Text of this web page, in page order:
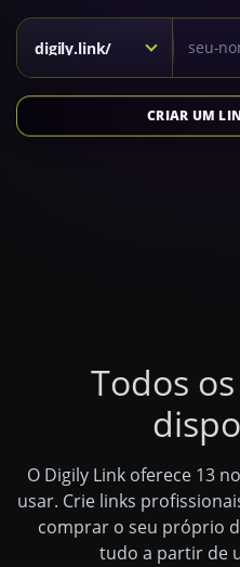
Kısa link için alan adı seçiniz
digily.link/
CRIAR UM
Todos
O Digily Link oferece 13
usar. Crie links
comprar o seu próprio
tudo a partir de